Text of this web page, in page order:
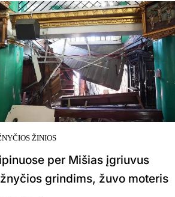
ŽINIOS
per Mišias įgriuvus
grindims, žuvo moteris